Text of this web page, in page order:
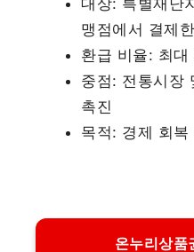
맹점에서 결제
환급 비율: 최대
중점: 전통시장
촉진
목적: 경제 회복
온누리상품